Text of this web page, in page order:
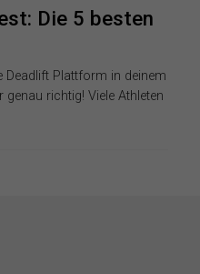
Die 5 besten
Deadlift Plattform in deinem
richtig! Viele Athleten